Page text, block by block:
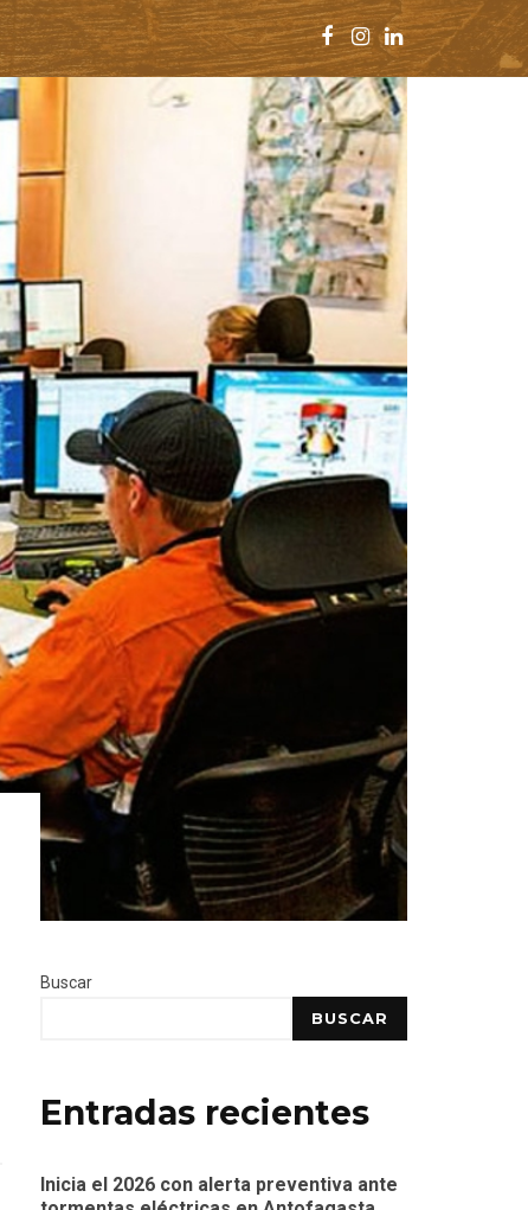
Buscar
BUSCAR
Entradas recientes
Inicia el 2026 con alerta preventiva ante